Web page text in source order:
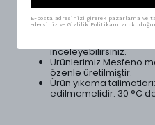
pantolon, paçası ve
ayarlanabilir tasarımı
%95 Naylon, %5
inceleyebilirsiniz.
Ürünlerimiz Mesfeno
özenle üretilmiştir.
Ürün yıkama
edilmemelidir. 30 °C
E-posta adresinizi girerek pazarlama ve
edersiniz ve Gizlilik Politikamızı